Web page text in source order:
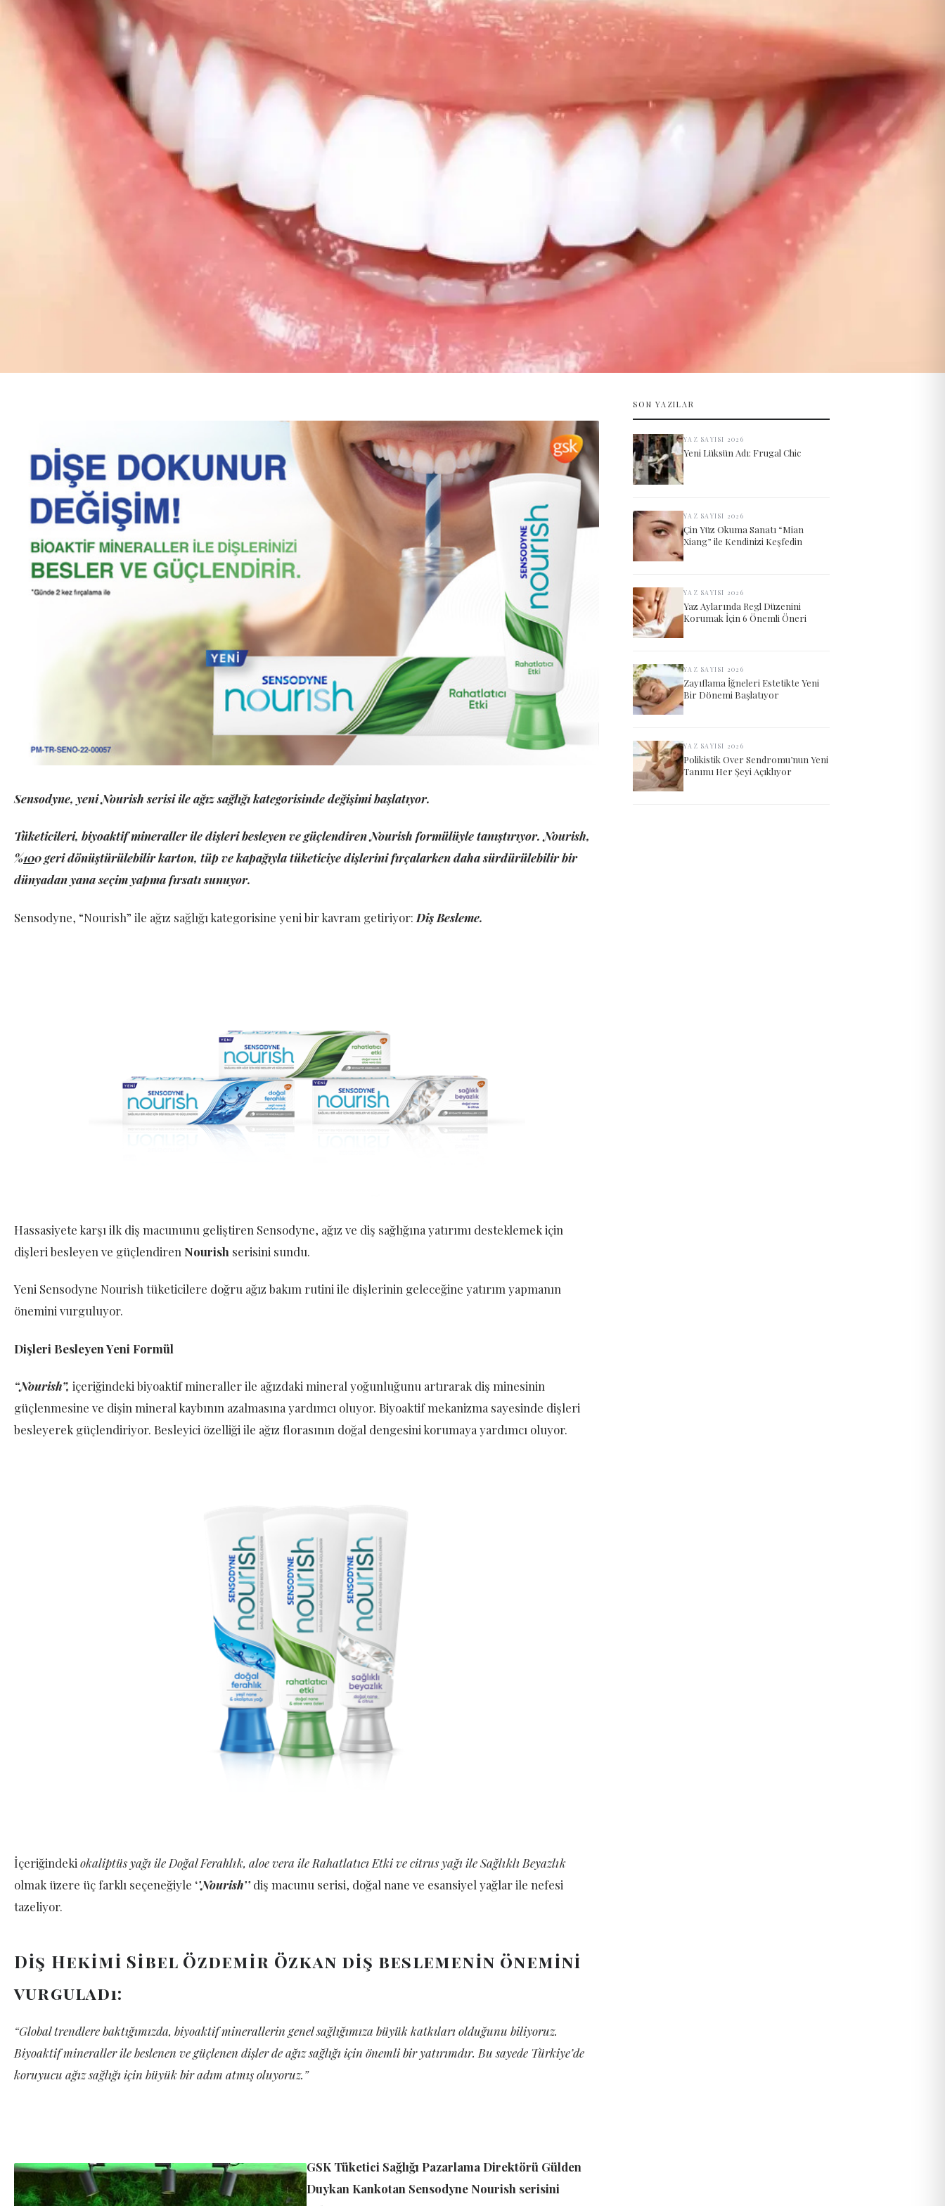
Sensodyne, yeni Nourish serisi ile ağız sağlığı kategorisinde değişimi başlatıyor.
Tüketicileri, biyoaktif mineraller ile dişleri besleyen ve güçlendiren Nourish formülüyle tanıştırıyor. Nourish,
%100 geri dönüştürülebilir karton, tüp ve kapağıyla tüketiciye dişlerini fırçalarken daha sürdürülebilir bir
dünyadan yana seçim yapma fırsatı sunuyor.
Sensodyne, “Nourish” ile ağız sağlığı kategorisine yeni bir kavram getiriyor: Diş Besleme.
Hassasiyete karşı ilk diş macununu geliştiren Sensodyne, ağız ve diş sağlığına yatırımı desteklemek için
dişleri besleyen ve güçlendiren Nourish serisini sundu.
Yeni Sensodyne Nourish tüketicilere doğru ağız bakım rutini ile dişlerinin geleceğine yatırım yapmanın
önemini vurguluyor.
Dişleri Besleyen Yeni Formül
“Nourish”, içeriğindeki biyoaktif mineraller ile ağızdaki mineral yoğunluğunu artırarak diş minesinin
güçlenmesine ve dişin mineral kaybının azalmasına yardımcı oluyor. Biyoaktif mekanizma sayesinde dişleri
besleyerek güçlendiriyor. Besleyici özelliği ile ağız florasının doğal dengesini korumaya yardımcı oluyor.
İçeriğindekiokaliptüs yağı ile Doğal Ferahlık, aloe vera ile Rahatlatıcı Etki ve citrus yağı ile Sağlıklı Beyazlık
olmak üzere üç farklı seçeneğiyle ‘’Nourish’’ diş macunu serisi, doğal nane ve esansiyel yağlar ile nefesi
tazeliyor.
Diş Hekimi Sibel Özdemir Özkan diş beslemenin önemini
vurguladı:
“Global trendlere baktığımızda, biyoaktif minerallerin genel sağlığımıza büyük katkıları olduğunu biliyoruz.
Biyoaktif mineraller ile beslenen ve güçlenen dişler de ağız sağlığı için önemli bir yatırımdır. Bu sayede Türkiye’de
koruyucu ağız sağlığı için büyük bir adım atmış oluyoruz.”
GSK Tüketici Sağlığı Pazarlama Direktörü Gülden
Duykan Kankotan Sensodyne Nourish serisini
SON YAZILAR
YAZ SAYISI 2026
Yeni Lüksün Adı: Frugal Chic
YAZ SAYISI 2026
Çin Yüz Okuma Sanatı “Mian
Xiang” ile Kendinizi Keşfedin
YAZ SAYISI 2026
Yaz Aylarında Regl Düzenini
Korumak İçin 6 Önemli Öneri
YAZ SAYISI 2026
Zayıflama İğneleri Estetikte Yeni
Bir Dönemi Başlatıyor
YAZ SAYISI 2026
Polikistik Over Sendromu’nun Yeni
Tanımı Her Şeyi Açıklıyor